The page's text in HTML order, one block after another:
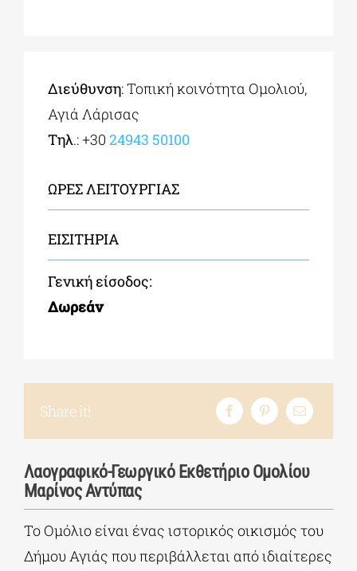
Διεύθυνση: Τοπική κοινότητα Ομολιού,
Αγιά Λάρισας
Τηλ.: +30 24943 50100
ΩΡΕΣ ΛΕΙΤΟΥΡΓΙΑΣ
ΕΙΣIΤΗΡΙΑ
Γενική είσοδος:
Δωρεάν
Share it!
Λαογραφικό-Γεωργικό Εκθετήριο Ομολίου
Μαρίνος Αντύπας
Το Ομόλιο είναι ένας ιστορικός οικισμός του
Δήμου Αγιάς που περιβάλλεται από ιδιαίτερες